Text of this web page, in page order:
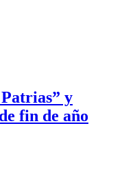
y
fin de año